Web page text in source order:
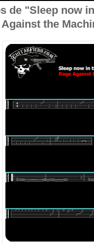
de "Sleep now
Against the